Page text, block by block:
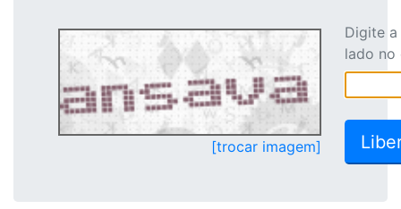
[trocar imagem]
Digite
lado no